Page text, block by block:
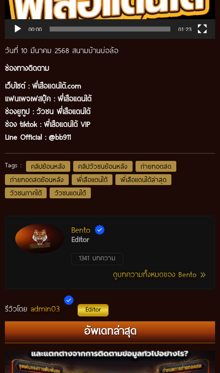
00:00 01:23
วันที่ 10 มีนาคม 2568 สนามบ้านบ่อล้อ
ช่องทางติดตาม
เว็บไซต์ : พี่เสือแดนใต้.com
แฟนเพจเฟสบุ๊ค : พี่เสือแดนใต้
ช่องยูทูป : วัวชน พี่เสือแดนใต้
ช่อง tiktok : พี่เสือแดนใต้ VIP
Line Official : @bb911
Tags : คลิปย้อนหลัง คลิปวัวชนย้อนหลัง
ถ่ายทอดสด
ถ่ายทอดสดย้อนหลัง
พี่เสือแดนใต้
พี่เสือแดนใต้ล่าสุด
วัวชนภาคใต้
วัวชนแดนใต้
Bento
Editor
1341 บทความ
ดูบทความทั้งหมดของ Bento
รีวิวโดย admin03 Editor
อัพเดทล่าสุด